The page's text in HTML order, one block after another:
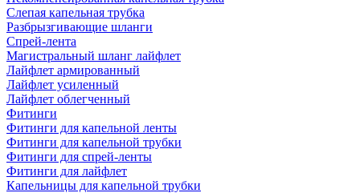
Слепая капельная трубка
Разбрызгивающие шланги
Спрей-лента
Магистральный шланг лайфлет
Лайфлет армированный
Лайфлет усиленный
Лайфлет облегченный
Фитинги
Фитинги для капельной ленты
Фитинги для капельной трубки
Фитинги для спрей-ленты
Фитинги для лайфлет
Капельницы для капельной трубки